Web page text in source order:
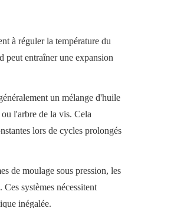
à réguler la température du
peut entraîner une expansion
un mélange d'huile
l'arbre de la vis. Cela
lors de cycles prolongés
de moulage sous pression, les
systèmes nécessitent
inégalée.